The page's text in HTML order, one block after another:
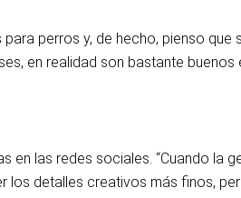
perros y, de hecho, pienso
en realidad son bastante buenos
en las redes sociales. “Cuando
los detalles creativos más finos,